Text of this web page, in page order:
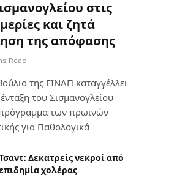
στις
και ζητά
της απόφασης
Read
της ΕΙΝΑΠ καταγγέλλει
του Σισμανογλείου
των πρωινών
για Παθολογικά
Δεκατρείς νεκροί από
χολέρας